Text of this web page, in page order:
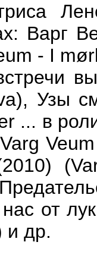
Варг
- I
Узы
... в
от
и др.